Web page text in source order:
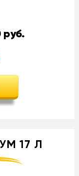
руб.
17 Л